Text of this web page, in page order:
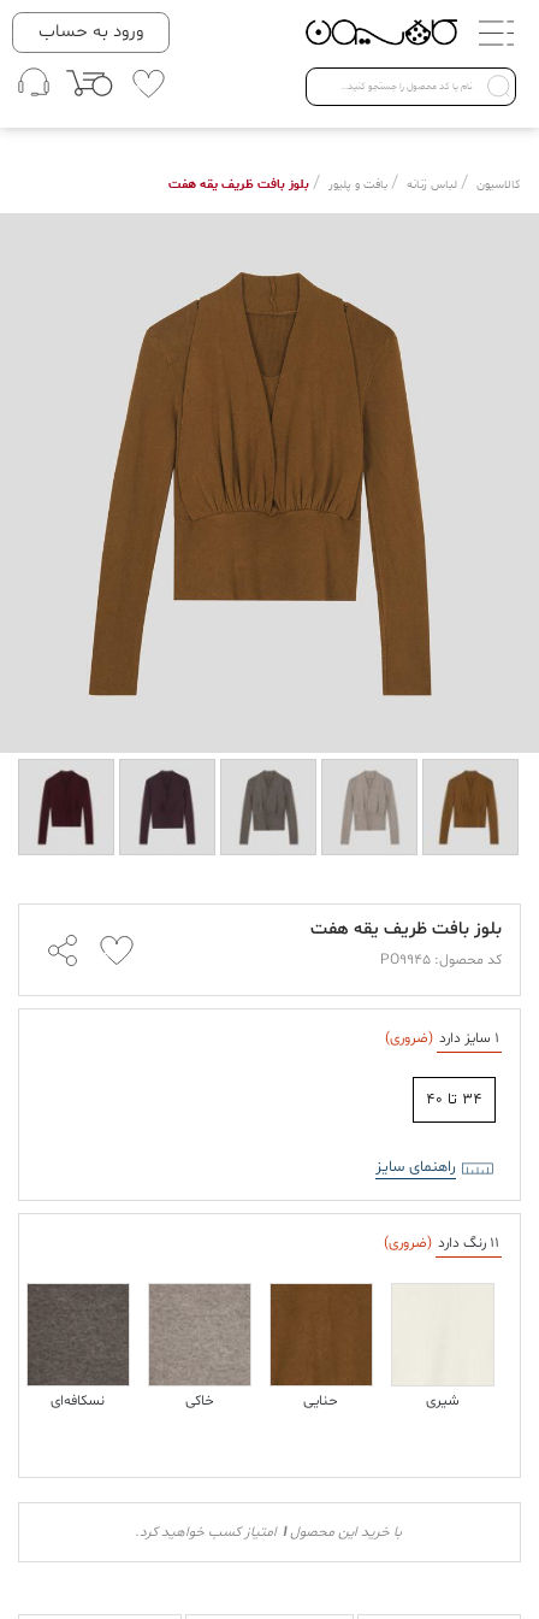
دسته بندی ها
Open submenu ( لباس زنانه )
لباس زنانه
لباس مردانه
ورود به حساب
کالاسیون / لباس زنانه / بافت و پلیور / بلوز بافت ظریف یقه هفت
بلوز بافت ظریف یقه هفت
کد محصول: PO9945
1 سایز دارد (ضروری)
۳۴ تا ۴۰
راهنمای سایز
11 رنگ دارد (ضروری)
شیری حنایی خاکی نسکافه‌ای
با خرید این محصول1 امتیاز کسب خواهید کرد.